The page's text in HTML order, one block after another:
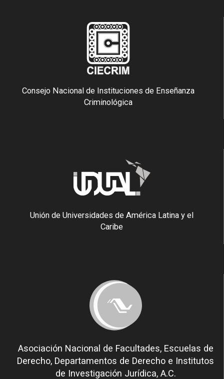
Consejo Nacional de Instituciones de Enseñanza
Criminológica
Unión de Universidades de América Latina y el
Caribe
Asociación Nacional de Facultades, Escuelas de
Derecho, Departamentos de Derecho e Institutos
de Investigación Jurídica, A.C.